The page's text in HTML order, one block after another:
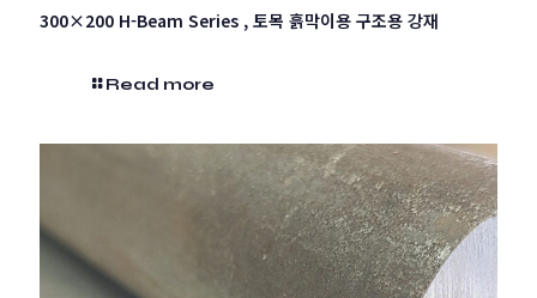
300×200 H-Beam Series , 토목 흙막이용 구조용 강재
Read more